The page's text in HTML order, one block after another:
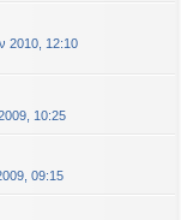
2010, 12:10
10:25
09:15